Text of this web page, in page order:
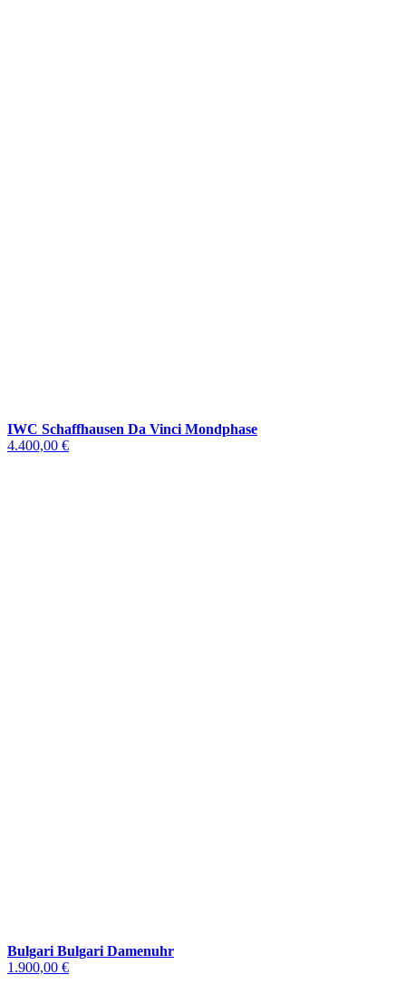
IWC Schaffhausen Da Vinci Mondphase
4.400,00 €
Bulgari Bulgari Damenuhr
1.900,00 €